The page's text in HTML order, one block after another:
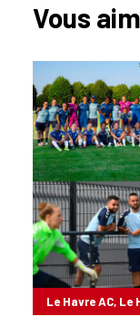
Vous
Le Havre AC, Le